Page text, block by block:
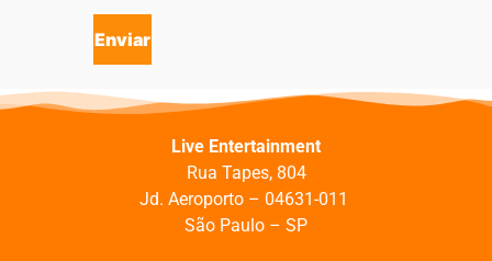
Live Entertainment
Rua Tapes, 804
Jd. Aeroporto – 04631-011
São Paulo – SP